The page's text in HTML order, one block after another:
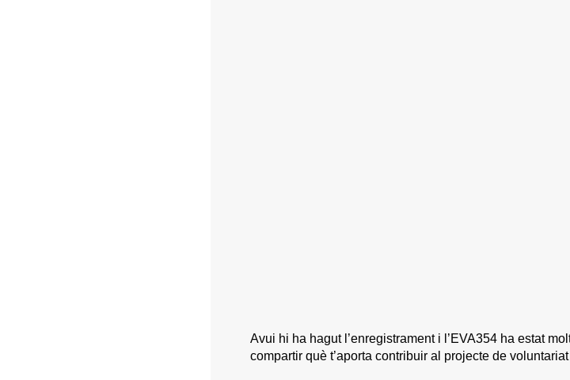
Avui hi ha hagut l’enregistrament i l’EVA354 ha estat
compartir què t’aporta contribuir al projecte de voluntariat